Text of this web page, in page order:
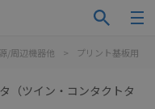
/周辺機器他 > プリント基板用コ
（ツイン・コンタクトタ